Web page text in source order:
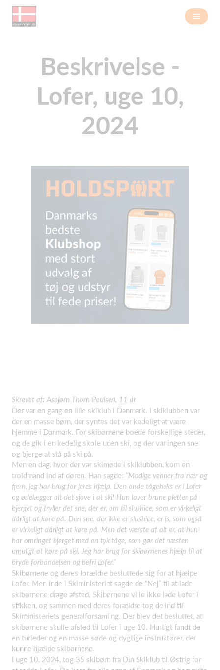
Beskrivelse -
Lofer, uge 10,
2024
Skrevet af: Asbjørn Thorn Poulsen, 11 år
Der var en gang en lille skiklub i Danmark. I skiklubben var
der en masse børn, der syntes det var kedeligt at være
hjemme i Danmark. For skibørnene boede forskellige steder,
og de gik i en kedelig skole uden ski, og der var ingen sne
og bjerge at stå på ski på.
Men en dag, hvor der var skimøde i skiklubben, kom en
troldmand ind af døren. Han sagde: ”Modige venner fra nær og
fjern, jeg har brug for jeres hjælp. Den onde tågeheks er i Lofer
og ødelægger alt det sjove i at ski! Hun laver brune pletter på
bjerget og tryller det sne, der er, om til slushice, som er virkeligt
dårligt at køre på. Den sne, der ikke er slushice, er is, som også
er virkeligt dårligt at køre på. Men det værste af alt er, at hun
har omringet bjerget med en tyk tåge, som gør det næsten
umuligt at køre på ski. Jeg har brug for skibørnenes hjælp til at
bryde forbandelsen og befri Lofer.”
Skibørnene og deres forældre besluttede sig for at hjælpe
Lofer. Men inde i Skiministeriet sagde de “Nej” til at lade
skibørnene drage afsted. Skibørnene ville ikke lade Lofer i
stikken, og sammen med deres forældre tog de ind til
Skiministeriets generalforsamling. Der blev det besluttet, at
skibørnene skulle afsted til Lofer i uge 10. Hurtigt fandt de
en turleder og en masse søde og dygtige instruktører, der
kunne hjælpe skibørnene.
I uge 10, 2024, tog 35 skibørn fra Din Skiklub til Østrig for